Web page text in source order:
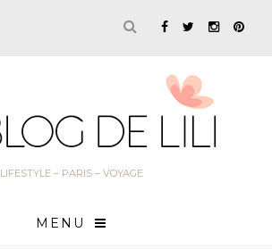
LIFESTYLE – PARIS – VOYAGE
MENU